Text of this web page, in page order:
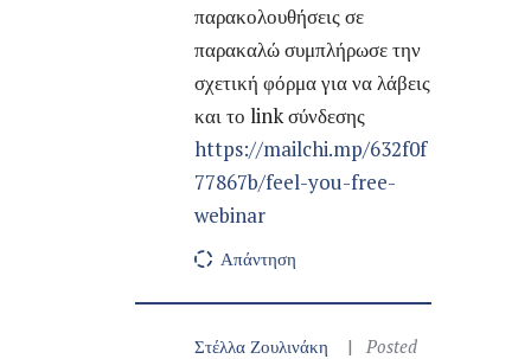
παρακολουθήσεις σε
παρακαλώ συμπλήρωσε την
σχετική φόρμα για να λάβεις
και το link σύνδεσης
https://mailchi.mp/632f0f
77867b/feel-you-free-
webinar
Απάντηση
Στέλλα Ζουλινάκη
Posted